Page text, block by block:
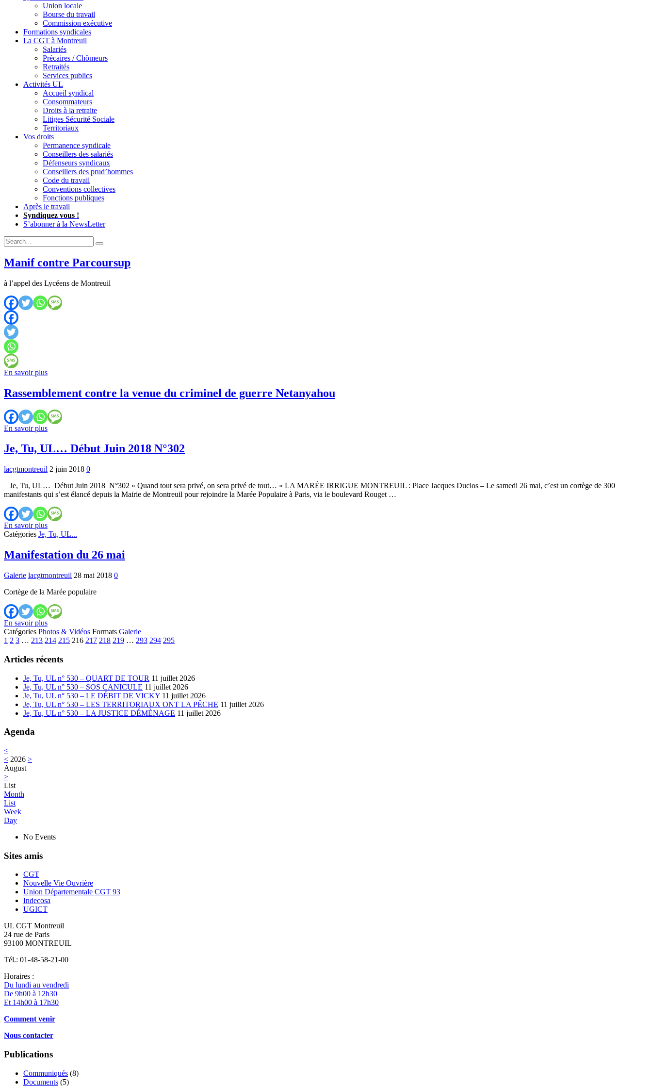
Union locale
Bourse du travail
Commission exécutive
Formations syndicales
La CGT à Montreuil
Salariés
Précaires / Chômeurs
Retraités
Services publics
Activités UL
Accueil syndical
Consommateurs
Droits à la retraite
Litiges Sécurité Sociale
Territoriaux
Vos droits
Permanence syndicale
Conseillers des salariés
Défenseurs syndicaux
Conseillers des prud’hommes
Code du travail
Conventions collectives
Fonctions publiques
Après le travail
Syndiquez vous !
S’abonner à la NewsLetter
Expand
Search
Form
Search
Manif contre Parcoursup
à l’appel des Lycéens de Montreuil
En savoir plusManif
Parcoursup
Rassemblement contre la venue du criminel de guerre Netanyahou
En savoir plusRassemblement
la
venue
criminel
guerre
Netanyahou
Je, Tu, UL… Début Juin 2018 N°302
lacgtmontreuil 2 juin 2018 0
Je, Tu, UL… Début Juin 2018 N°302 « Quand tout sera privé, on sera privé de tout… » LA MARÉE IRRIGUE MONTREUIL : Place Jacques Duclos – Le samedi 26 mai, c’est un cortège de 300
manifestants qui s’est élancé depuis la Mairie de Montreuil pour rejoindre la Marée Populaire à Paris, via le boulevard Rouget …
En savoir plusJe,
Tu,
Début
Juin
N°302
Catégories Je, Tu, UL...
Manifestation du 26 mai
Galerie lacgtmontreuil 28 mai 2018 0
Cortège de la Marée populaire
En savoir plusManifestation
du
26
Catégories Photos & Vidéos Formats Galerie
Previous
1 2 3 … 213 214 215 216 217 218 219 … 293 294 295Next
Articles récents
Je, Tu, UL n° 530 – QUART DE TOUR 11 juillet 2026
Je, Tu, UL n° 530 – SOS CANICULE 11 juillet 2026
Je, Tu, UL n° 530 – LE DÉBIT DE VICKY 11 juillet 2026
Je, Tu, UL n° 530 – LES TERRITORIAUX ONT LA PÊCHE 11 juillet 2026
Je, Tu, UL n° 530 – LA JUSTICE DÉMÈNAGE 11 juillet 2026
Agenda
<
< 2026 >
August
>
List
Month
List
Week
Day
No Events
Sites amis
CGT
Nouvelle Vie Ouvrière
Union Départementale CGT 93
Indecosa
UGICT
UL CGT Montreuil
24 rue de Paris
93100 MONTREUIL
Tél.: 01-48-58-21-00
Horaires :
Du lundi au vendredi
De 9h00 à 12h30
Et 14h00 à 17h30
Comment venir
Nous contacter
Publications
Communiqués (8)
Documents (5)